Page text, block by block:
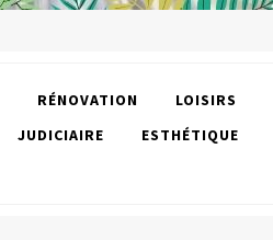
RÉNOVATION LOISIRS
JUDICIAIRE ESTHÉTIQUE